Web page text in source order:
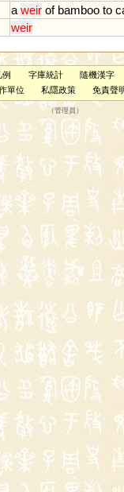
a weir of bamboo to
weir
字庫統計 隨機漢字
單位 私隱政策 免責聲
（管理員 ）